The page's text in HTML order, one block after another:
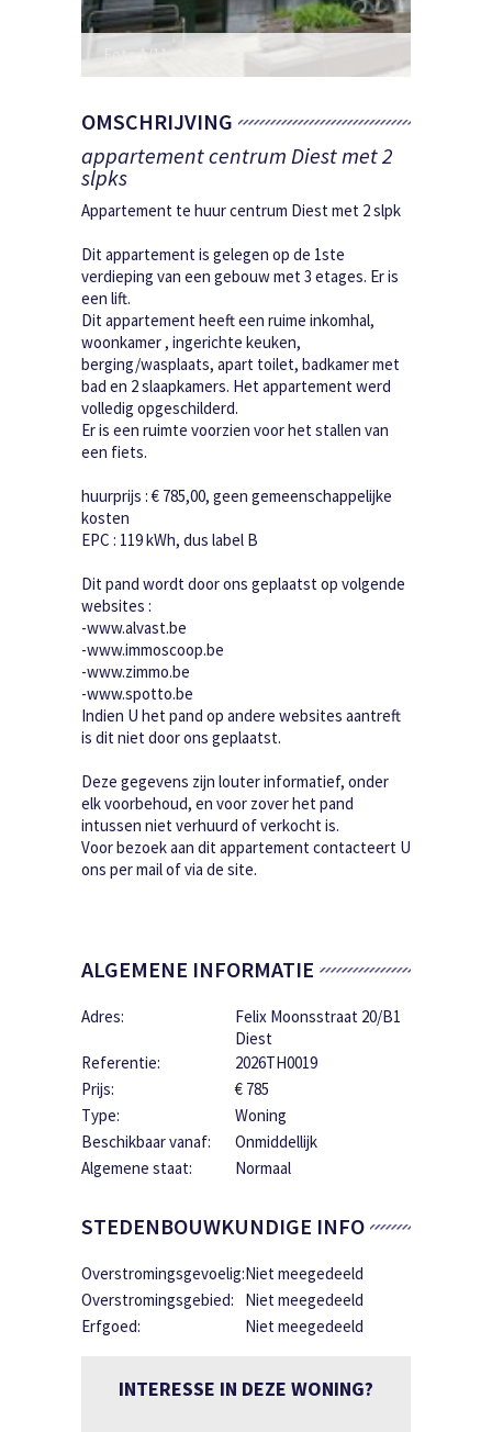
Foto 1/11
OMSCHRIJVING
appartement centrum Diest met 2
slpks
Appartement te huur centrum Diest met 2 slpk
Dit appartement is gelegen op de 1ste
verdieping van een gebouw met 3 etages. Er is
een lift.
Dit appartement heeft een ruime inkomhal,
woonkamer , ingerichte keuken,
berging/wasplaats, apart toilet, badkamer met
bad en 2 slaapkamers. Het appartement werd
volledig opgeschilderd.
Er is een ruimte voorzien voor het stallen van
een fiets.
huurprijs : € 785,00, geen gemeenschappelijke
kosten
EPC : 119 kWh, dus label B
Dit pand wordt door ons geplaatst op volgende
websites :
-www.alvast.be
-www.immoscoop.be
-www.zimmo.be
-www.spotto.be
Indien U het pand op andere websites aantreft
is dit niet door ons geplaatst.
Deze gegevens zijn louter informatief, onder
elk voorbehoud, en voor zover het pand
intussen niet verhuurd of verkocht is.
Voor bezoek aan dit appartement contacteert U
ons per mail of via de site.
ALGEMENE INFORMATIE
Adres:
Felix Moonsstraat 20/B1
Diest
Referentie:
2026TH0019
Prijs:
€ 785
Type:
Woning
Beschikbaar vanaf:
Onmiddellijk
Algemene staat:
Normaal
STEDENBOUWKUNDIGE INFO
Overstromingsgevoelig:Niet meegedeeld
Overstromingsgebied:
Niet meegedeeld
Erfgoed:
Niet meegedeeld
INTERESSE IN DEZE WONING?